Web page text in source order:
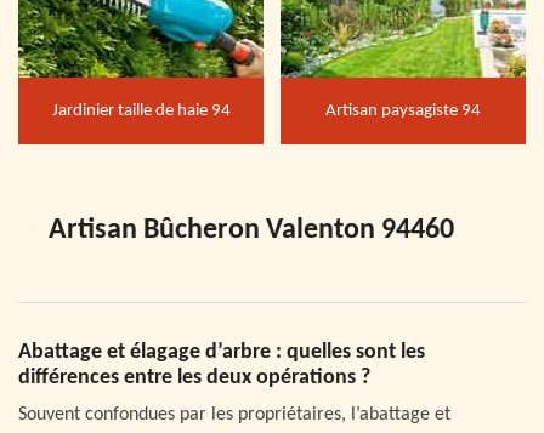
Jardinier taille de haie 94 Artisan paysagiste 94
Artisan Bûcheron Valenton 94460
Abattage et élagage d’arbre : quelles sont les
différences entre les deux opérations ?
Souvent confondues par les propriétaires, l’abattage et